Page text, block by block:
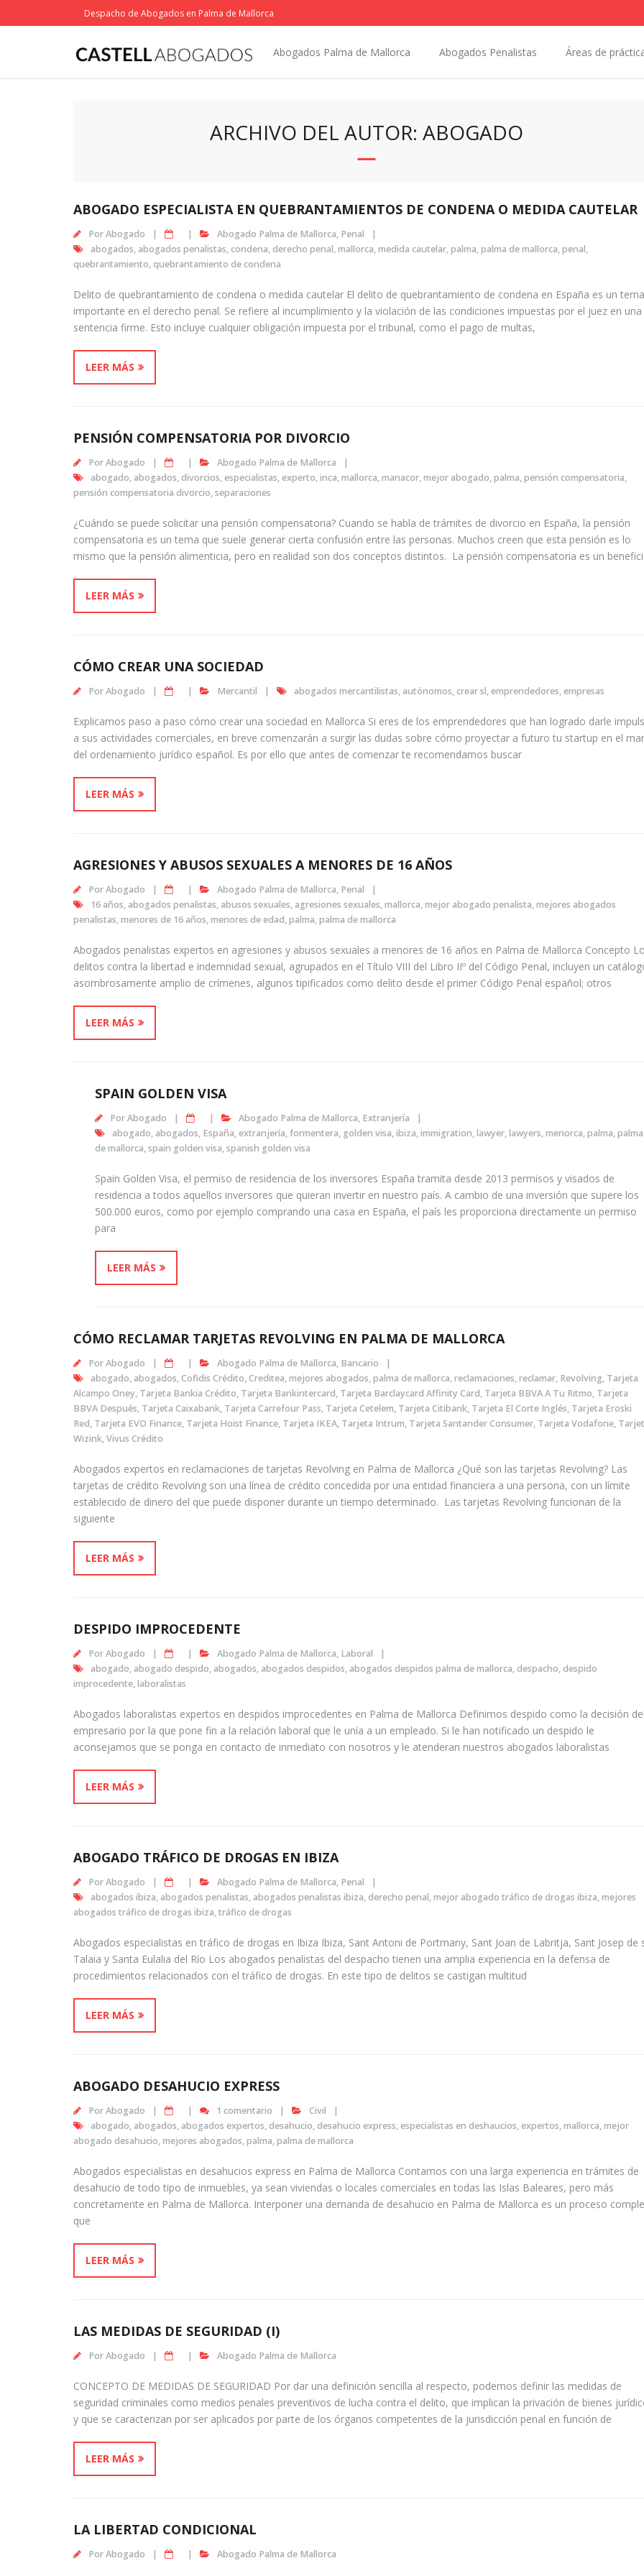
al
Despacho de Abogados en Palma de Mallorca
Abogados Palma de Mallorca Abogados Penalistas Áreas de
ARCHIVO DEL AUTOR: ABOGADO
ABOGADO ESPECIALISTA EN QUEBRANTAMIENTOS DE CONDENA O MEDIDA CAUTELAR
PorAbogado Abogado Palma de Mallorca, Penal
abogados, abogados penalistas,condena,derecho penal,mallorca,medida cautelar,palma,palma de mallorca,penal,
quebrantamiento,quebrantamiento de condena
Delito de quebrantamiento de condena o medida cautelar El delito de quebrantamiento de condena en España es un tema
importante en el derecho penal. Se refiere al incumplimiento y la violación de las condiciones impuestas por el juez en una
sentencia firme. Esto incluye cualquier obligación impuesta por el tribunal, como el pago de multas,
LEER MÁS
PENSIÓN COMPENSATORIA POR DIVORCIO
PorAbogado
Abogado Palma de Mallorca
abogado, abogados,divorcios,especialistas,experto,inca,mallorca,manacor,mejor abogado,palma,pensión compensatoria,
pensión compensatoria divorcio,separaciones
¿Cuándo se puede solicitar una pensión compensatoria? Cuando se habla de trámites de divorcio en España, la pensión
compensatoria es un tema que suele generar cierta confusión entre las personas. Muchos creen que esta pensión es lo
mismo que la pensión alimenticia, pero en realidad son dos conceptos distintos. La pensión compensatoria es un
LEER MÁS
CÓMO CREAR UNA SOCIEDAD
PorAbogado Mercantil abogados mercantilistas, autónomos,crear sl,emprendedores,empresas
Explicamos paso a paso cómo crear una sociedad en Mallorca Si eres de los emprendedores que han logrado darle
a sus actividades comerciales, en breve comenzarán a surgir las dudas sobre cómo proyectar a futuro tu startup en el
del ordenamiento jurídico español. Es por ello que antes de comenzar te recomendamos buscar
LEER MÁS
AGRESIONES Y ABUSOS SEXUALES A MENORES DE 16 AÑOS
PorAbogado Abogado Palma de Mallorca, Penal
16 años, abogados penalistas, abusos sexuales, agresiones sexuales,mallorca,mejor abogado penalista,mejores abogados
penalistas,menores de 16 años,menores de edad,palma,palma de mallorca
Abogados penalistas expertos en agresiones y abusos sexuales a menores de 16 años en Palma de Mallorca Concepto
delitos contra la libertad e indemnidad sexual, agrupados en el Título VIII del Libro IIº del Código Penal, incluyen un
asombrosamente amplio de crímenes, algunos tipificados como delito desde el primer Código Penal español; otros
LEER MÁS
SPAIN GOLDEN VISA
PorAbogado Abogado Palma de Mallorca, Extranjería
abogado, abogados, España,extranjería,formentera, golden visa,ibiza,immigration,lawyer,lawyers,menorca,palma,palma
de mallorca,spain golden visa,spanish golden visa
Spain Golden Visa, el permiso de residencia de los inversores España tramita desde 2013 permisos y visados de
residencia a todos aquellos inversores que quieran invertir en nuestro país. A cambio de una inversión que supere los
500.000 euros, como por ejemplo comprando una casa en España, el país les proporciona directamente un permiso
para
LEER MÁS
CÓMO RECLAMAR TARJETAS REVOLVING EN PALMA DE MALLORCA
PorAbogado Abogado Palma de Mallorca, Bancario
abogado, abogados,Cofidis Crédito,Creditea,mejores abogados,palma de mallorca,reclamaciones,reclamar, Revolving, Tarjeta
Alcampo Oney, Tarjeta Bankia Crédito, Tarjeta Bankintercard, Tarjeta Barclaycard Affinity Card, Tarjeta BBVA A Tu Ritmo, Tarjeta
BBVA Después, Tarjeta Caixabank, Tarjeta Carrefour Pass, Tarjeta Cetelem, Tarjeta Citibank, Tarjeta El Corte Inglés, Tarjeta Eroski
Red, Tarjeta EVO Finance, Tarjeta Hoist Finance, Tarjeta IKEA, Tarjeta Intrum, Tarjeta Santander Consumer, Tarjeta Vodafone,
Wizink,Vivus Crédito
Abogados expertos en reclamaciones de tarjetas Revolving en Palma de Mallorca ¿Qué son las tarjetas Revolving? Las
tarjetas de crédito Revolving son una línea de crédito concedida por una entidad financiera a una persona, con un límite
establecido de dinero del que puede disponer durante un tiempo determinado. Las tarjetas Revolving funcionan de la
siguiente
LEER MÁS
DESPIDO IMPROCEDENTE
PorAbogado Abogado Palma de Mallorca, Laboral
abogado, abogado despido, abogados, abogados despidos, abogados despidos palma de mallorca,despacho,despido
improcedente,laboralistas
Abogados laboralistas expertos en despidos improcedentes en Palma de Mallorca Definimos despido como la decisión
empresario por la que pone fin a la relación laboral que le unía a un empleado. Si le han notificado un despido le
aconsejamos que se ponga en contacto de inmediato con nosotros y le atenderan nuestros abogados laboralistas
LEER MÁS
ABOGADO TRÁFICO DE DROGAS EN IBIZA
PorAbogado Abogado Palma de Mallorca, Penal
abogados ibiza, abogados penalistas, abogados penalistas ibiza,derecho penal,mejor abogado tráfico de drogas ibiza,mejores
abogados tráfico de drogas ibiza,tráfico de drogas
Abogados especialistas en tráfico de drogas en Ibiza Ibiza, Sant Antoni de Portmany, Sant Joan de Labritja, Sant Josep de
Talaia y Santa Eulalia del Río Los abogados penalistas del despacho tienen una amplia experiencia en la defensa de
procedimientos relacionados con el tráfico de drogas. En este tipo de delitos se castigan multitud
LEER MÁS
ABOGADO DESAHUCIO EXPRESS
PorAbogado 1 comentario
Civil
abogado, abogados, abogados expertos,desahucio,desahucio express,especialistas en deshaucios,expertos,mallorca,mejor
abogado desahucio,mejores abogados,palma,palma de mallorca
Abogados especialistas en desahucios express en Palma de Mallorca Contamos con una larga experiencia en trámites de
desahucio de todo tipo de inmuebles, ya sean viviendas o locales comerciales en todas las Islas Baleares, pero más
concretamente en Palma de Mallorca. Interponer una demanda de desahucio en Palma de Mallorca es un proceso
que
LEER MÁS
LAS MEDIDAS DE SEGURIDAD (I)
PorAbogado Abogado Palma de Mallorca
CONCEPTO DE MEDIDAS DE SEGURIDAD Por dar una definición sencilla al respecto, podemos definir las medidas de
seguridad criminales como medios penales preventivos de lucha contra el delito, que implican la privación de bienes
y que se caracterizan por ser aplicados por parte de los órganos competentes de la jurisdicción penal en función de
LEER MÁS
LA LIBERTAD CONDICIONAL
PorAbogado Abogado Palma de Mallorca